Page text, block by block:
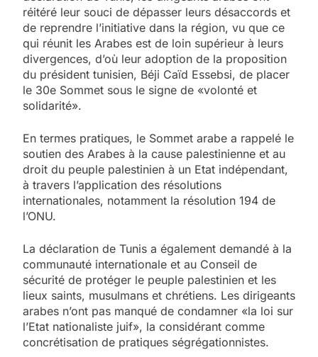
réitéré leur souci de dépasser leurs désaccords et
de reprendre l’initiative dans la région, vu que ce
qui réunit les Arabes est de loin supérieur à leurs
divergences, d’où leur adoption de la proposition
du président tunisien, Béji Caïd Essebsi, de placer
le 30e Sommet sous le signe de «volonté et
solidarité».
En termes pratiques, le Sommet arabe a rappelé le
soutien des Arabes à la cause palestinienne et au
droit du peuple palestinien à un Etat indépendant,
à travers l’application des résolutions
internationales, notamment la résolution 194 de
l’ONU.
La déclaration de Tunis a également demandé à la
communauté internationale et au Conseil de
sécurité de protéger le peuple palestinien et les
lieux saints, musulmans et chrétiens. Les dirigeants
arabes n’ont pas manqué de condamner «la loi sur
l’Etat nationaliste juif», la considérant comme
concrétisation de pratiques ségrégationnistes.